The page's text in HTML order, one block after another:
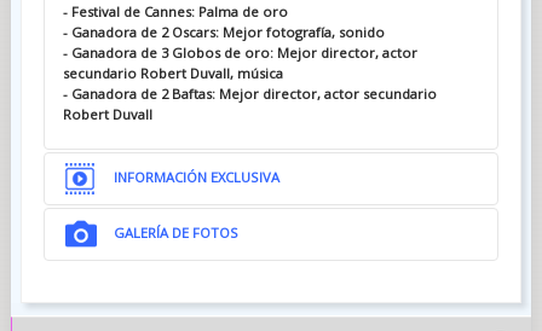
- Festival de Cannes: Palma de oro
- Ganadora de 2 Oscars: Mejor fotografía, sonido
- Ganadora de 3 Globos de oro: Mejor director, actor
secundario Robert Duvall, música
- Ganadora de 2 Baftas: Mejor director, actor secundario
Robert Duvall
INFORMACIÓN EXCLUSIVA
GALERÍA DE FOTOS